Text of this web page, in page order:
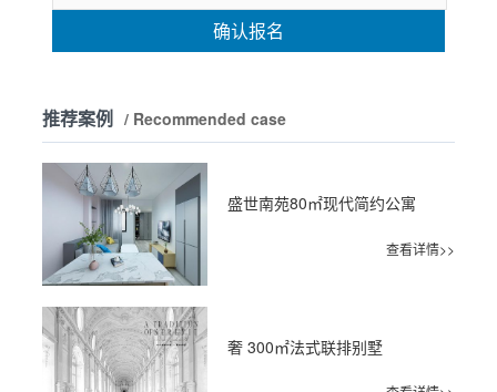
确认报名
推荐案例 / Recommended case
盛世南苑80㎡现代简约公寓
查看详情>>
奢 300㎡法式联排别墅